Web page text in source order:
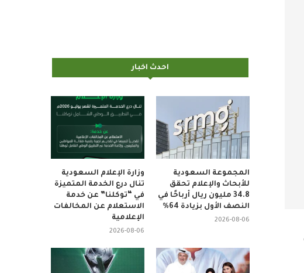
احدث اخبار
وزارة الإعلام السعودية
تنال درع الخدمة المتميزة
في “توكلنا” عن خدمة
الاستعلام عن المخالفات
الإعلامية
2026-08-06
المجموعة السعودية
للأبحاث والإعلام تحقق
34.8 مليون ريال أرباحًا في
النصف الأول بزيادة 64%
2026-08-06